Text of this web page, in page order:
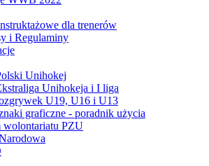
dla trenerów
i Regulaminy
Unihokej
Unihokeja i I liga
U19, U16 i U13
graficzne - poradnik użycia
wolontariatu PZU